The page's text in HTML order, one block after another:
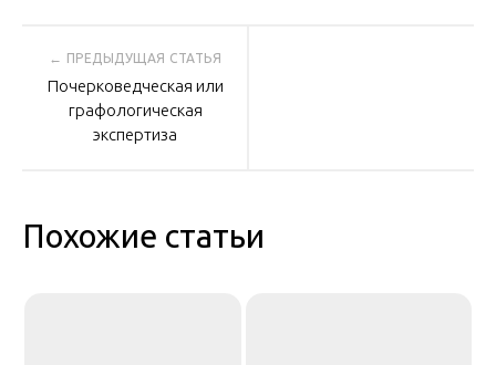
Навигация
по
Почерковедческая или
графологическая
экспертиза
Похожие статьи